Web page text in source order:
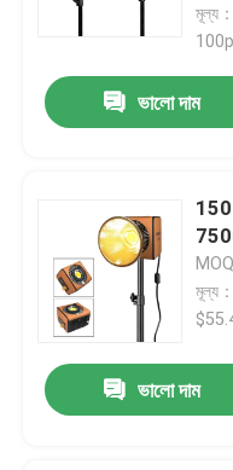
মূল্য
ভালো দাম
150
মূল্য
ভালো দাম